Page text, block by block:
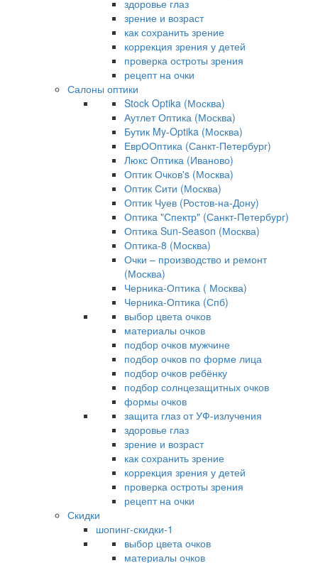
здоровье глаз
зрение и возраст
как сохранить зрение
коррекция зрения у детей
проверка остроты зрения
рецепт на очки
Салоны оптики
Stock Optika (Москва)
Аутлет Оптика (Москва)
Бутик My-Optika (Москва)
ЕврООптика (Санкт-Петербург)
Люкс Оптика (Иваново)
Оптик Очков's (Москва)
Оптик Сити (Москва)
Оптик Чуев (Ростов-на-Дону)
Оптика "Спектр" (Санкт-Петербург)
Оптика Sun-Season (Москва)
Оптика-8 (Москва)
Очки – производство и ремонт
(Москва)
Черника-Оптика ( Москва)
Черника-Оптика (Спб)
выбор цвета очков
материалы очков
подбор очков мужчине
подбор очков по форме лица
подбор очков ребёнку
подбор солнцезащитных очков
формы очков
защита глаз от УФ-излучения
здоровье глаз
зрение и возраст
как сохранить зрение
коррекция зрения у детей
проверка остроты зрения
рецепт на очки
Скидки
шопинг-скидки-1
выбор цвета очков
материалы очков